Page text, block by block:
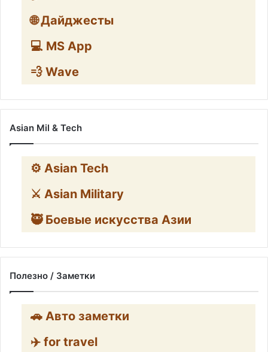
🌐 Дайджесты
💻 MS App
💨 Wave
Asian Mil & Tech
⚙️ Asian Tech
⚔️ Asian Military
🥷 Боевые искусства Азии
Полезно / Заметки
🚗 Авто заметки
✈️ for travel